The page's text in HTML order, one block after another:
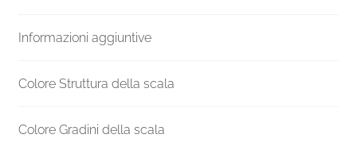
1200
quantità
Informazioni aggiuntive
Colore Struttura della scala
Colore Gradini della scala